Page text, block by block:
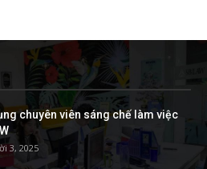
chuyên viên sáng chế làm việc
3, 2025